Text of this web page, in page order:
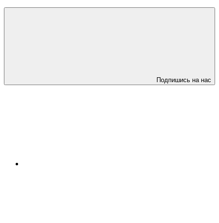
Подпишись на нас